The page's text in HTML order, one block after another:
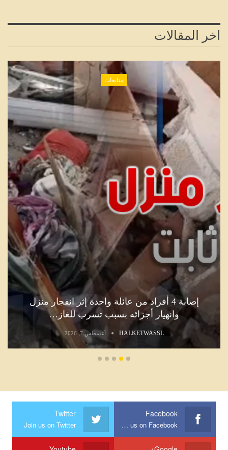
اخر المقالات
متابعات
إصابة 4 أفراد من عائلة واحدة إثر انفجار منزل
وانهيار أجزائه بسبب تسرب للغاز…
HALKETWASSL أغسطس 7, 2026
Facebook
Join us on Facebook
Twitter
Join us on Twitter